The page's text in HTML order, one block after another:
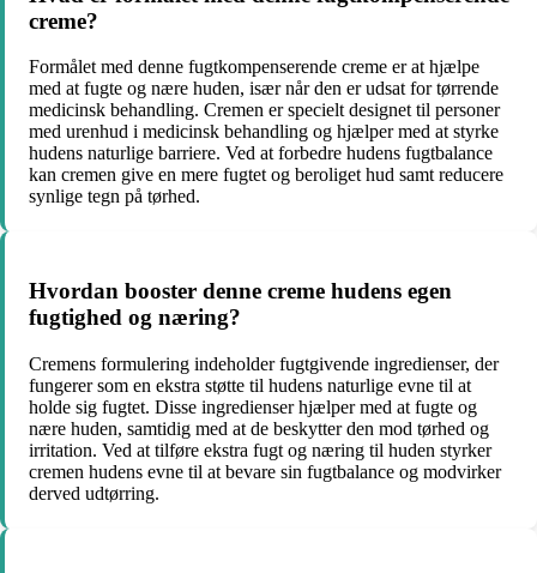
creme?
Formålet med denne fugtkompenserende creme er at hjælpe
med at fugte og nære huden, især når den er udsat for tørrende
medicinsk behandling. Cremen er specielt designet til personer
med urenhud i medicinsk behandling og hjælper med at styrke
hudens naturlige barriere. Ved at forbedre hudens fugtbalance
kan cremen give en mere fugtet og beroliget hud samt reducere
synlige tegn på tørhed.
Hvordan booster denne creme hudens egen
fugtighed og næring?
Cremens formulering indeholder fugtgivende ingredienser, der
fungerer som en ekstra støtte til hudens naturlige evne til at
holde sig fugtet. Disse ingredienser hjælper med at fugte og
nære huden, samtidig med at de beskytter den mod tørhed og
irritation. Ved at tilføre ekstra fugt og næring til huden styrker
cremen hudens evne til at bevare sin fugtbalance og modvirker
derved udtørring.